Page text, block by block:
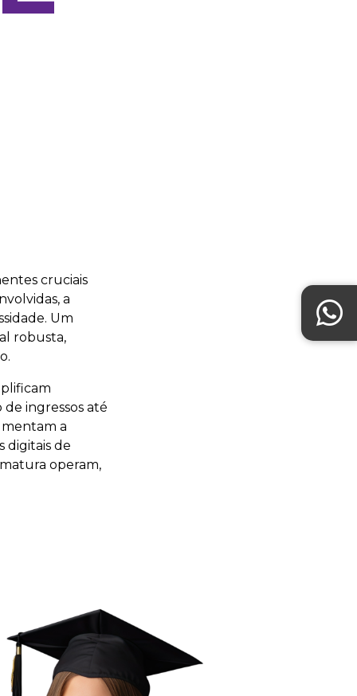
cruciais
a
Um
robusta,
ingressos até
a
digitais de
operam,